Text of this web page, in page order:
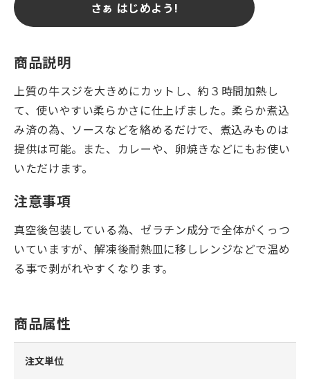
さぁ はじめよう!
商品説明
上質の牛スジを大きめにカットし、約３時間加熱し
て、使いやすい柔らかさに仕上げました。柔らか煮込
み済の為、ソースなどを絡めるだけで、煮込みものは
提供は可能。また、カレーや、卵焼きなどにもお使い
いただけます。
注意事項
真空後包装している為、ゼラチン成分で全体がくっつ
いていますが、解凍後耐熱皿に移しレンジなどで温め
る事で剥がれやすくなります。
商品属性
注文単位